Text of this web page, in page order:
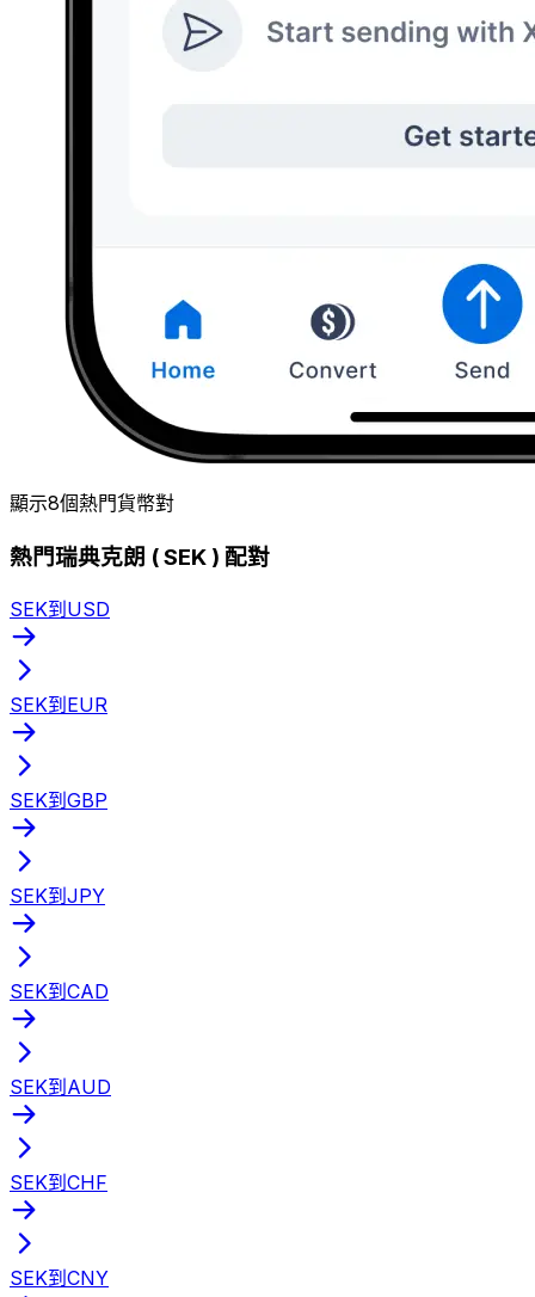
顯示8個熱門貨幣對
熱門瑞典克朗 ( SEK ) 配對
SEK到USD
SEK到EUR
SEK到GBP
SEK到JPY
SEK到CAD
SEK到AUD
SEK到CHF
SEK到CNY